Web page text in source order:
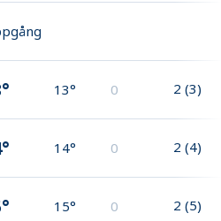
13° 0 2 (3)
14° 0 2 (4)
15° 0 2 (5)